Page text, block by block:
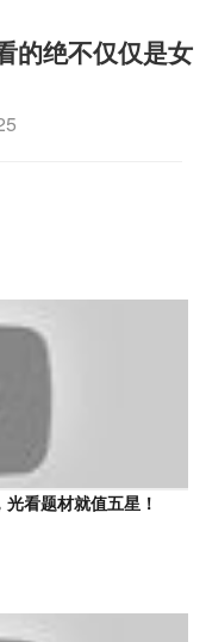
的绝不仅仅是女
看题材就值五星！